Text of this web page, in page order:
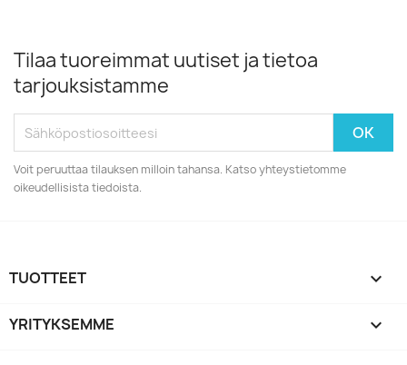
Tilaa tuoreimmat uutiset ja tietoa
tarjouksistamme
Voit peruuttaa tilauksen milloin tahansa. Katso yhteystietomme
oikeudellisista tiedoista.
TUOTTEET 
YRITYKSEMME 